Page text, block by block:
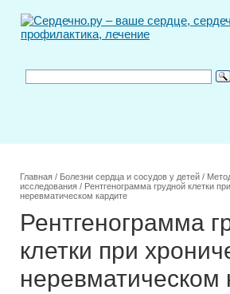
Главная / Болезни сердца и сосудов у детей /
исследования / Рентгенограмма грудной клетки
неревматическом кардите
Рентгенограмма
клетки при
неревматическом